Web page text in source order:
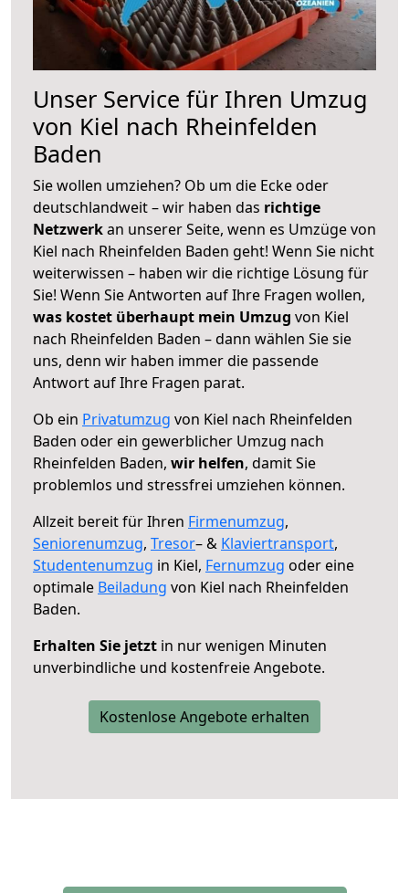
Unser Service für Ihren Umzug
von Kiel nach Rheinfelden
Baden
Sie wollen umziehen? Ob um die Ecke oder
deutschlandweit – wir haben das richtige
Netzwerkan unserer Seite, wenn es Umzüge von
Kiel nach Rheinfelden Baden geht! Wenn Sie nicht
weiterwissen – haben wir die richtige Lösung für
Sie! Wenn Sie Antworten auf Ihre Fragen wollen,
was kostet überhaupt mein Umzug von Kiel
nach Rheinfelden Baden – dann wählen Sie sie
uns, denn wir haben immer die passende
Antwort auf Ihre Fragen parat.
Ob ein Privatumzug von Kiel nach Rheinfelden
Baden oder ein gewerblicher Umzug nach
Rheinfelden Baden, wir helfen, damit Sie
problemlos und stressfrei umziehen können.
Allzeit bereit für Ihren Firmenumzug,
Seniorenumzug, Tresor– & Klaviertransport,
Studentenumzug in Kiel, Fernumzug oder eine
optimale Beiladung von Kiel nach Rheinfelden
Baden.
Erhalten Sie jetzt in nur wenigen Minuten
unverbindliche und kostenfreie Angebote.
Kostenlose Angebote erhalten